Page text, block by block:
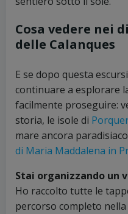
Cosa vedere nei
delle Calanques
E se dopo questa
continuare a esplorare
facilmente proseguire:
storia, le isole di
mare ancora
di Maria Maddalena in
Stai organizzando un
Ho raccolto tutte le
percorso completo nella